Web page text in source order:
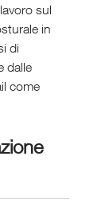
sul
in
di
dalle
come